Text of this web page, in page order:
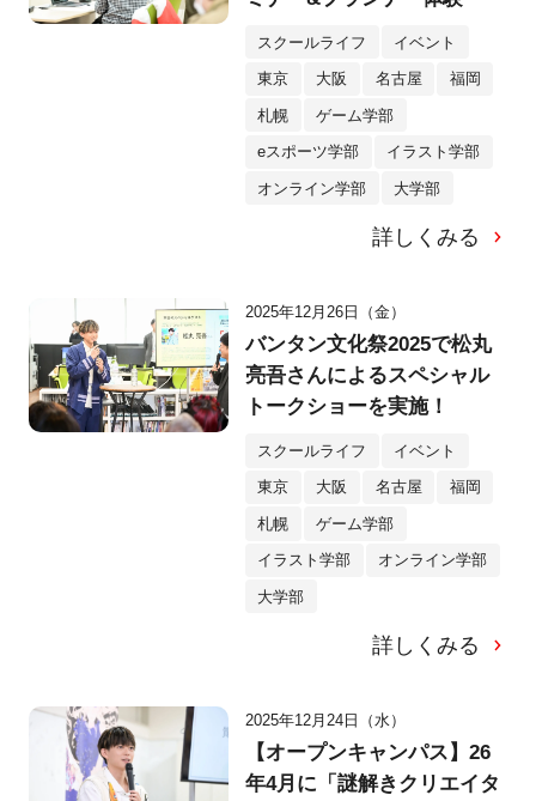
スクールライフ イベント
東京 大阪 名古屋 福岡
札幌 ゲーム学部
eスポーツ学部 イラスト学部
オンライン学部 大学部
詳しくみる
2025年12月26日（金）
バンタン文化祭2025で松丸
亮吾さんによるスペシャル
トークショーを実施！
スクールライフ イベント
東京 大阪 名古屋 福岡
札幌 ゲーム学部
イラスト学部 オンライン学部
大学部
詳しくみる
2025年12月24日（水）
【オープンキャンパス】26
年4月に「謎解きクリエイタ